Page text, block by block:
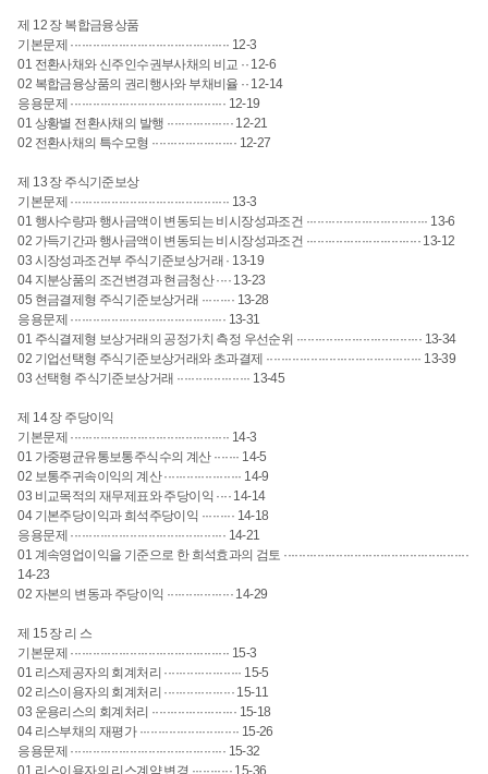
제 12 장 복합금융상품
기본문제 ··········································· 12-3
01 전환사채와 신주인수권부사채의 비교 ·· 12-6
02 복합금융상품의 권리행사와 부채비율 ·· 12-14
응용문제 ·········································· 12-19
01 상황별 전환사채의 발행 ·················· 12-21
02 전환사채의 특수모형 ······················· 12-27
제 13 장 주식기준보상
기본문제 ··········································· 13-3
01 행사수량과 행사금액이 변동되는 비시장성과조건 ································· 13-6
02 가득기간과 행사금액이 변동되는 비시장성과조건 ······························· 13-12
03 시장성과조건부 주식기준보상거래 · 13-19
04 지분상품의 조건변경과 현금청산 ···· 13-23
05 현금결제형 주식기준보상거래 ········· 13-28
응용문제 ·········································· 13-31
01 주식결제형 보상거래의 공정가치 측정 우선순위 ·································· 13-34
02 기업선택형 주식기준보상거래와 초과결제 ·········································· 13-39
03 선택형 주식기준보상거래 ···················· 13-45
제 14 장 주당이익
기본문제 ··········································· 14-3
01 가중평균유통보통주식수의 계산 ······· 14-5
02 보통주귀속이익의 계산 ····················· 14-9
03 비교목적의 재무제표와 주당이익 ···· 14-14
04 기본주당이익과 희석주당이익 ········· 14-18
응용문제 ·········································· 14-21
01 계속영업이익을 기준으로 한 희석효과의 검토 ··················································
14-23
02 자본의 변동과 주당이익 ·················· 14-29
제 15 장 리 스
기본문제 ··········································· 15-3
01 리스제공자의 회계처리 ····················· 15-5
02 리스이용자의 회계처리 ··················· 15-11
03 운용리스의 회계처리 ······················· 15-18
04 리스부채의 재평가 ··························· 15-26
응용문제 ·········································· 15-32
01 리스이용자의 리스계약 변경 ··········· 15-36